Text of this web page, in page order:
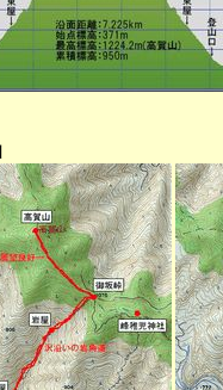
高賀山 （